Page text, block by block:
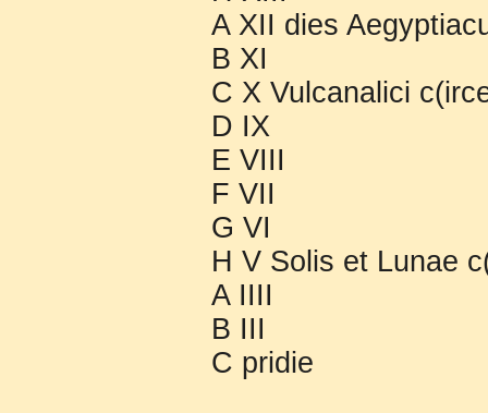
A XII dies
B XI
C X Vulcanalici
D IX
E VIII
F VII
G VI
H V Solis et Lunae
A IIII
B III
C pridie